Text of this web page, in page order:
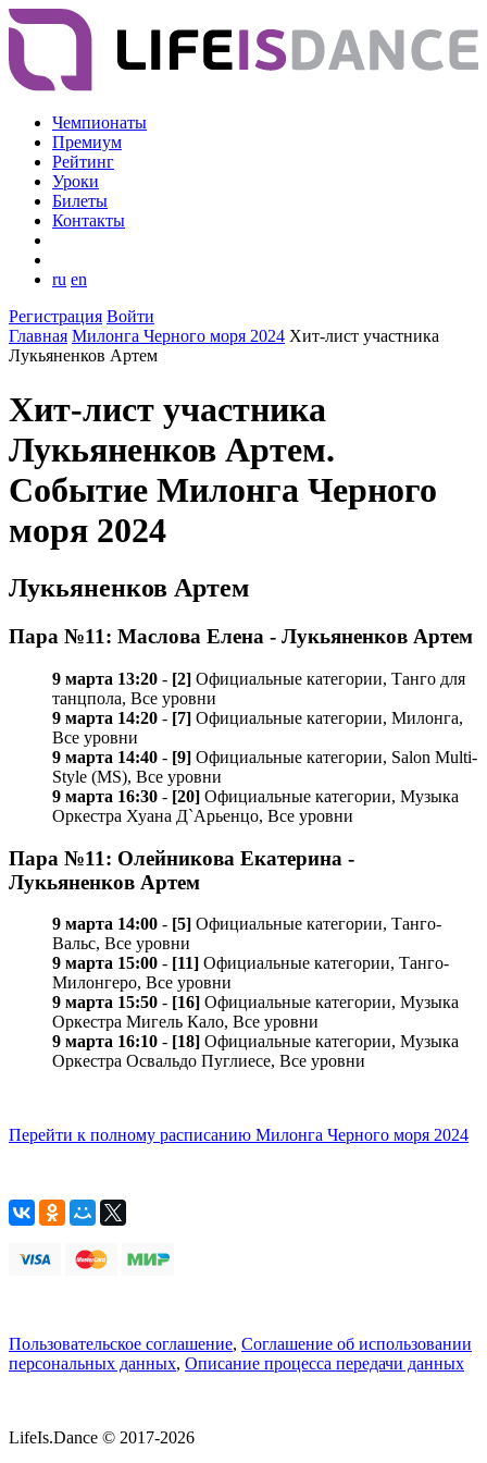
Чемпионаты
Премиум
Рейтинг
Уроки
Билеты
Контакты
ru en
Регистрация Войти
Главная Милонга Черного моря 2024 Хит-лист участника
Лукьяненков Артем
Хит-лист участника
Лукьяненков Артем.
Событие Милонга Черного
моря 2024
Лукьяненков Артем
Пара №11: Маслова Елена - Лукьяненков Артем
9 марта 13:20 - [2] Официальные категории, Танго для
танцпола, Все уровни
9 марта 14:20 - [7] Официальные категории, Милонга,
Все уровни
9 марта 14:40 - [9] Официальные категории, Salon Multi-
Style (MS), Все уровни
9 марта 16:30 - [20] Официальные категории, Музыка
Оркестра Хуана Д`Арьенцо, Все уровни
Пара №11: Олейникова Екатерина -
Лукьяненков Артем
9 марта 14:00 - [5] Официальные категории, Танго-
Вальс, Все уровни
9 марта 15:00 - [11] Официальные категории, Танго-
Милонгеро, Все уровни
9 марта 15:50 - [16] Официальные категории, Музыка
Оркестра Мигель Кало, Все уровни
9 марта 16:10 - [18] Официальные категории, Музыка
Оркестра Освальдо Пуглиесе, Все уровни
Перейти к полному расписанию Милонга Черного моря 2024
Пользовательское соглашение, Соглашение об использовании
персональных данных, Описание процесса передачи данных
LifeIs.Dance © 2017-2026